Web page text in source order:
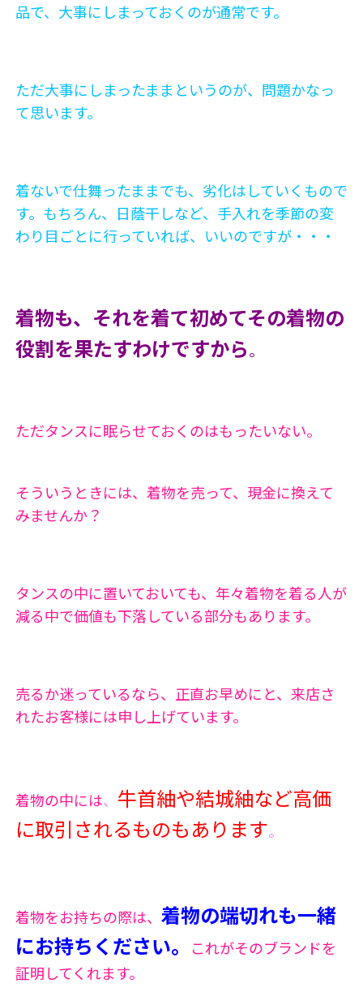
品で、大事にしまっておくのが通常です。
ただ大事にしまったままというのが、問題かなっ
て思います。
着ないで仕舞ったままでも、劣化はしていくもので
す。もちろん、日蔭干しなど、手入れを季節の変
わり目ごとに行っていれば、いいのですが・・・
着物も、それを着て初めてその着物の
役割を果たすわけですから。
ただタンスに眠らせておくのはもったいない。
そういうときには、着物を売って、現金に換えて
みませんか？
タンスの中に置いておいても、年々着物を着る人が
減る中で価値も下落している部分もあります。
売るか迷っているなら、正直お早めにと、来店さ
れたお客様には申し上げています。
着物の中には、 牛首紬や結城紬など高価
に取引されるものもあります。
着物をお持ちの際は、 着物の端切れも一緒
にお持ちください。
これがそのブランドを
証明してくれます。